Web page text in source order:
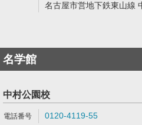
名古屋市営地下鉄東山線
名学館
中村公園校
0120-4119-55